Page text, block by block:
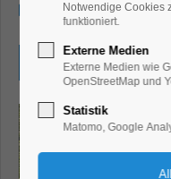
25.05.2025,
Eintritt frei
Notwendige Cookies
funktioniert.
Externe Medien
Externe Medien wie
OpenStreetMap und
Statistik
Matomo, Google